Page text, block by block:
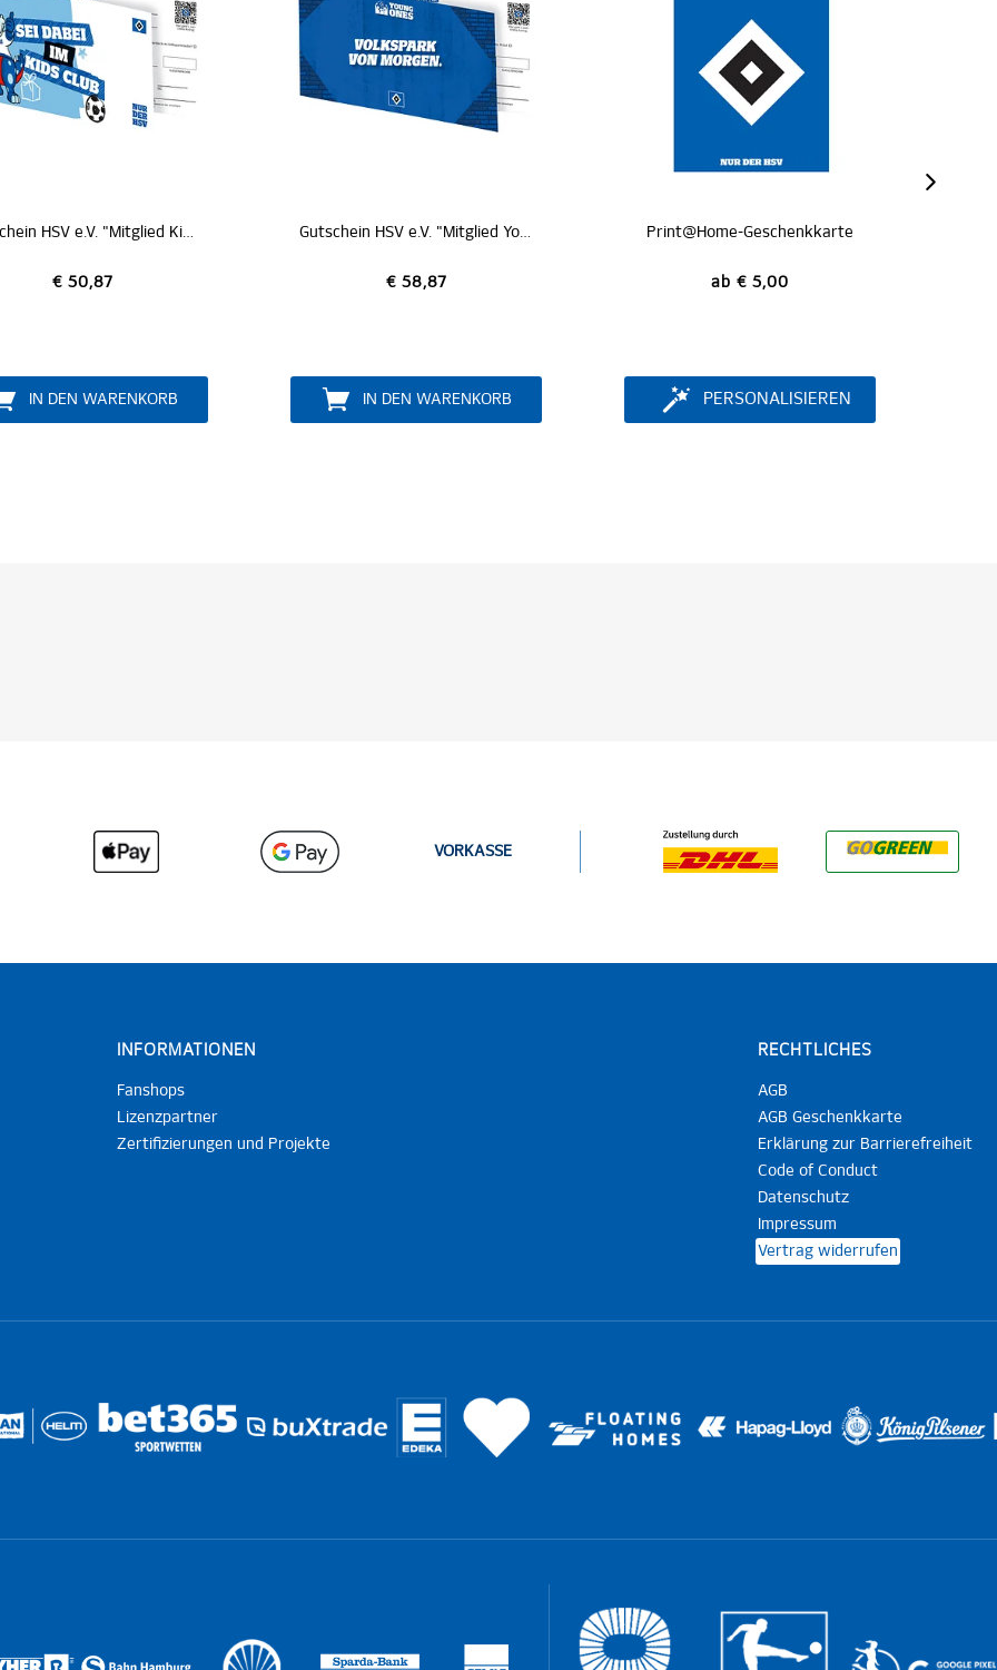
Gutschein HSV e.V. "Mitglied Young Ones" *
IN DEN WARENKORB
Print@Home-Geschenkkarte
PERSONALISIEREN PERSONALISIEREN
VORKASSE
INFORMATIONEN
Fanshops
Lizenzpartner
Zertifizierungen und Projekte
RECHTLICHES
AGB
AGB Geschenkkarte
Erklärung zur Barrierefreiheit
Code of Conduct
Datenschutz
Impressum
Vertrag widerrufen